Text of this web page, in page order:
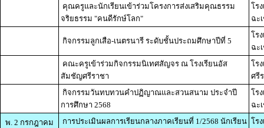
คุณครูและนักเรียนเข้าร่วมโครงการส่งเสริมคุณธรรม
จริยธรรม "คนดีรักษ์โลก"
โร
ฉะ
กิจกรรมลูกเสือ-เนตรนารี ระดับชั้นประถมศึกษาปีที่ 5
โร
ฉะ
คณะครูเข้าร่วมกิจกรรมนิเทศสัญจร ณ โรงเรียนอัส
สัมชัญศรีราชา
โร
ศรี
กิจกรรมวันทบทวนคำปฏิญาณและสวนสนาม ประจำปี
การศึกษา 2568
โร
ฉะ
พ. 2 กรกฎาคม
การประเมินผลการเรียนกลางภาคเรียนที่ 1/2568 นักเรียน โร